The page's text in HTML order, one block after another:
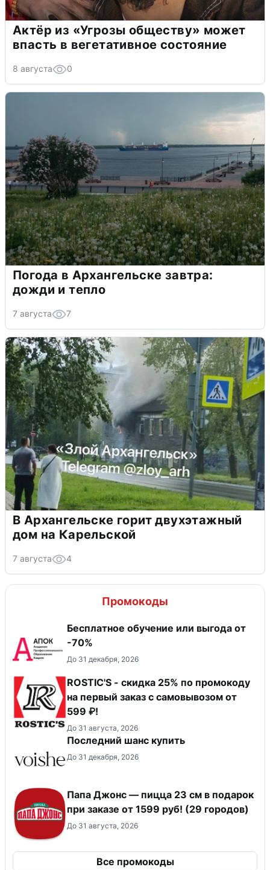
Актёр из «Угрозы обществу» может
впасть в вегетативное состояние
8 августа 0
Погода в Архангельске завтра:
дожди и тепло
7 августа 7
В Архангельске горит двухэтажный
дом на Карельской
7 августа 4
Промокоды
Бесплатное обучение или выгода от
-70%
До 31 декабря, 2026
ROSTIC'S - скидка 25% по промокоду
на первый заказ с самовывозом от
599 ₽!
До 31 августа, 2026
Последний шанс купить
До 31 декабря, 2026
Папа Джонс — пицца 23 см в подарок
при заказе от 1599 руб! (29 городов)
До 31 августа, 2026
Все промокоды